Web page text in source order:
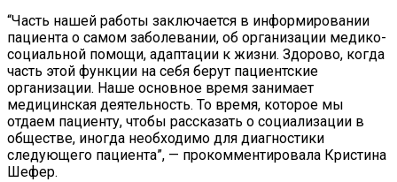
“Часть нашей работы заключается в информировании
пациента о самом заболевании, об организации медико-
социальной помощи, адаптации к жизни. Здорово, когда
часть этой функции на себя берут пациентские
организации. Наше основное время занимает
медицинская деятельность. То время, которое мы
отдаем пациенту, чтобы рассказать о социализации в
обществе, иногда необходимо для диагностики
следующего пациента”, — прокомментировала Кристина
Шефер.